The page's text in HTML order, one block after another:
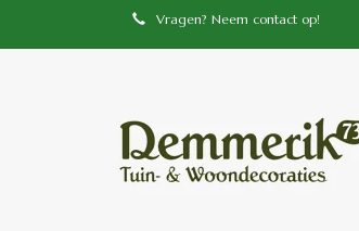
Vragen? Neem contact op!